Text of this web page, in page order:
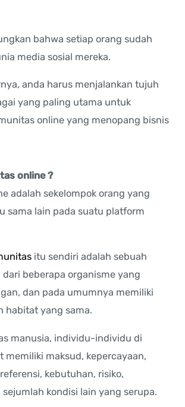
bahwa setiap orang sudah
media sosial mereka.
anda harus menjalankan tujuh
yang paling utama untuk
online yang menopang bisnis
online ?
adalah sekelompok orang yang
sama lain pada suatu platform
itu sendiri adalah sebuah
dari beberapa organisme yang
dan pada umumnya memiliki
habitat yang sama.
manusia, individu-individu di
memiliki maksud, kepercayaan,
kebutuhan, risiko,
kondisi lain yang serupa.